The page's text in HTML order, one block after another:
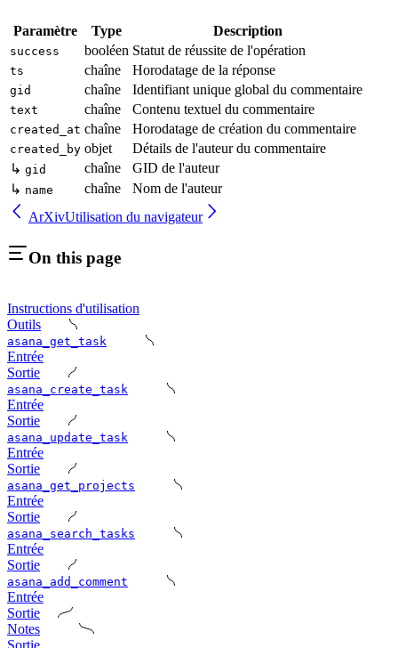
Paramètre Type Description
success booléen Statut de réussite de l'opération
ts chaîne Horodatage de la réponse
gid chaîne Identifiant unique global du commentaire
text chaîne Contenu textuel du commentaire
created_at chaîne Horodatage de création du commentaire
created_by objet
Détails de l'auteur du commentaire
↳ gid chaîne
GID de l'auteur
↳ name chaîne
Nom de l'auteur
ArXivUtilisation du navigateur
On this page
Instructions d'utilisation
Outils
asana_get_task
Entrée
Sortie
asana_create_task
Entrée
Sortie
asana_update_task
Entrée
Sortie
asana_get_projects
Entrée
Sortie
asana_search_tasks
Entrée
Sortie
asana_add_comment
Entrée
Sortie
Notes
Sortie